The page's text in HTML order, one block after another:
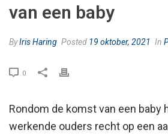
van een baby
ByIris Haring Posted 19 oktober, 2021 In
0
Rondom de komst van een baby
werkende ouders recht op een